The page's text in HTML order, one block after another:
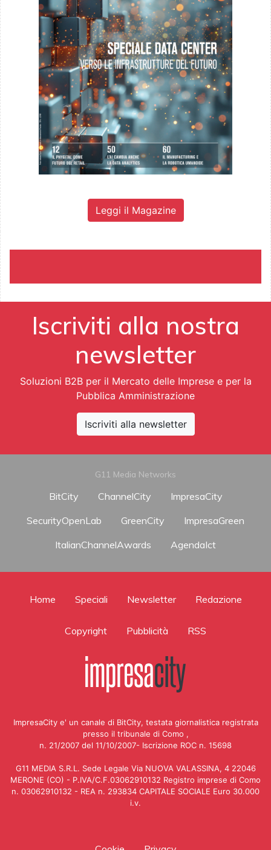
Leggi il Magazine
Iscriviti alla nostra
newsletter
Soluzioni B2B per il Mercato delle Imprese e per la
Pubblica Amministrazione
Iscriviti alla newsletter
G11 Media Networks
BitCity ChannelCity
ImpresaCity
SecurityOpenLab
GreenCity
ImpresaGreen
ItalianChannelAwards
AgendaIct
Home Speciali Newsletter Redazione
Copyright Pubblicità RSS
ImpresaCity e' un canale di BitCity, testata giornalistica registrata
presso il tribunale di Como ,
n. 21/2007 del 11/10/2007- Iscrizione ROC n. 15698
G11 MEDIA S.R.L. Sede Legale Via NUOVA VALASSINA, 4 22046
MERONE (CO) - P.IVA/C.F.03062910132 Registro imprese di Como
n. 03062910132 - REA n. 293834 CAPITALE SOCIALE Euro 30.000
i.v.